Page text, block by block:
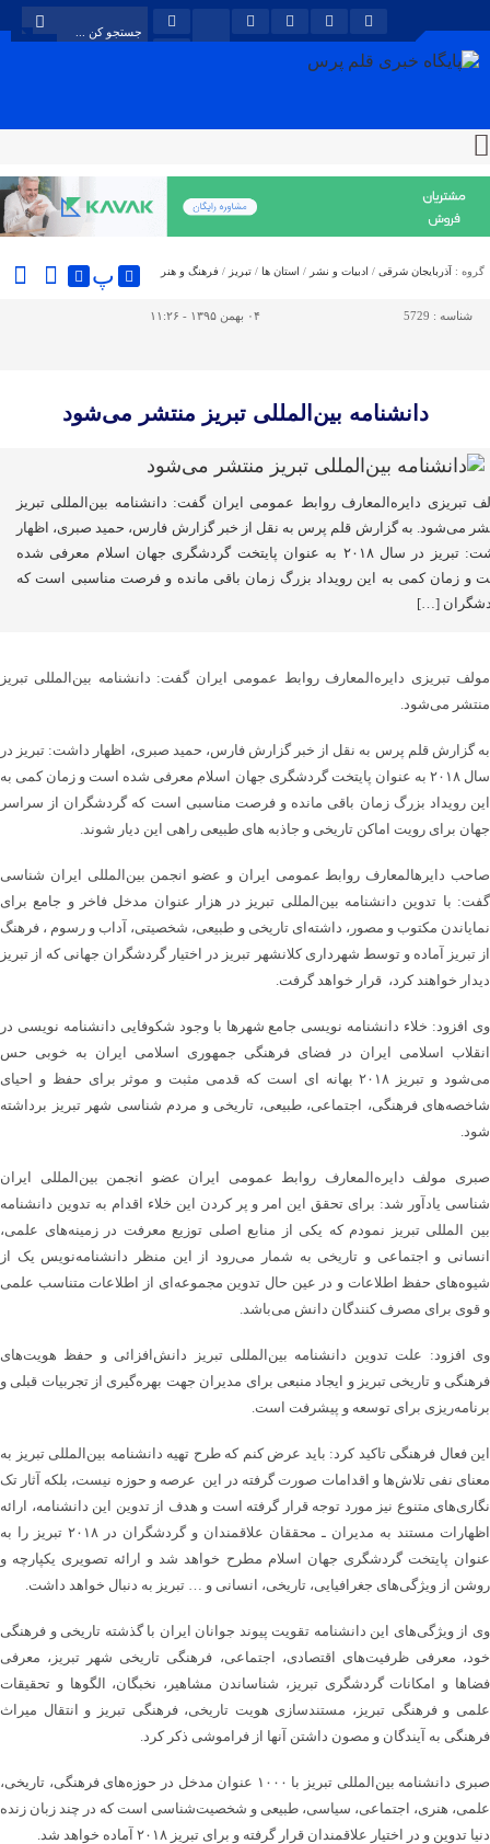
گروه : آذربایجان شرقی / ادبیات و نشر / استان ها / تبریز / فرهنگ و هنر پ
شناسه : 5729 ۰۴ بهمن ۱۳۹۵ - ۱۱:۲۶
دانشنامه بین‌المللی تبریز منتشر می‌شود
تبریزی دایره‌المعارف روابط عمومی ایران گفت: دانشنامه بین‌المللی تبریز
می‌شود. به گزارش قلم پرس به نقل از خبر گزارش فارس، حمید صبری، اظهار
داشت: تبریز در سال ۲۰۱۸ به عنوان پایتخت گردشگری جهان اسلام معرفی شده
و زمان کمی به این رویداد بزرگ زمان باقی مانده و فرصت مناسبی است که
[…]
مولف تبریزی دایره‌المعارف روابط عمومی ایران گفت: دانشنامه بین‌المللی تبریز
منتشر می‌شود.
به گزارش قلم پرس به نقل از خبر گزارش فارس، حمید صبری، اظهار داشت: تبریز در
سال ۲۰۱۸ به عنوان پایتخت گردشگری جهان اسلام معرفی شده است و زمان کمی به
این رویداد بزرگ زمان باقی مانده و فرصت مناسبی است که گردشگران از سراسر
جهان برای رویت اماکن تاریخی و جاذبه های طبیعی راهی این دیار شوند.
صاحب دایرهالمعارف روابط عمومی ایران و عضو انجمن بین‌المللی ایران شناسی
گفت: با تدوین دانشنامه بین‌المللی تبریز در هزار عنوان مدخل فاخر و جامع برای
نمایاندن مکتوب و مصور، داشته‌ای تاریخی و طبیعی، شخصیتی، آداب و رسوم ، فرهنگ
از تبریز آماده و توسط شهرداری کلانشهر تبریز در اختیار گردشگران جهانی که از تبریز
دیدار خواهند کرد، قرار خواهد گرفت.
وی افزود: خلاء دانشنامه نویسی جامع شهرها با وجود شکوفایی دانشنامه نویسی در
انقلاب اسلامی ایران در فضای فرهنگی جمهوری اسلامی ایران به خوبی حس
می‌شود و تبریز ۲۰۱۸ بهانه ای است که قدمی مثبت و موثر برای حفظ و احیای
شاخصه‌های فرهنگی‌، اجتماعی، طبیعی، تاریخی و مردم شناسی شهر تبریز برداشته
شود.
صبری مولف دایره‌المعارف روابط عمومی ایران عضو انجمن بین‌المللی ایران
شناسی یادآور شد: برای تحقق این امر و پر کردن این خلاء اقدام به تدوین دانشنامه
بین المللی تبریز نمودم که یکی از منابع اصلی توزیع معرفت در زمینه‌های علمی،
انسانی و اجتماعی و تاریخی به شمار می‌رود از این منظر دانشنامه‌نویس یک از
شیوه‌های حفظ اطلاعات و در عین حال تدوین مجموعه‌ای از اطلاعات متناسب علمی
و قوی برای مصرف کنندگان دانش می‌باشد.
وی افزود: علت تدوین دانشنامه بین‌المللی تبریز دانش‌افزائی و حفظ هویت‌های
فرهنگی و تاریخی تبریز و ایجاد منبعی برای مدیران جهت بهره‌گیری از تجربیات قبلی و
برنامه‌ریزی برای توسعه و پیشرفت است.
این فعال فرهنگی تاکید کرد: باید عرض کنم که طرح تهیه دانشنامه بین‌المللی تبریز ‌به
معنای نفی تلاش‌ها و اقدامات صورت گرفته در این عرصه و حوزه نیست، بلکه آثار تک‌
نگاری‌های متنوع نیز مورد توجه قرار گرفته است و هدف از تدوین این دانشنامه، ارائه
اظهارات مستند به مدیران ـ محققان علاقمندان و گردشگران در ۲۰۱۸ تبریز را به
عنوان پایتخت گردشگری جهان اسلام مطرح خواهد شد و ارائه تصویری یکپارچه و
روشن از ویژگی‌های جغرافیایی، تاریخی، انسانی و … تبریز‌ به دنبال خواهد داشت.
وی از ویژگی‌های این دانشنامه تقویت پیوند جوانان ایران با گذشته تاریخی و فرهنگی
خود، معرفی ظرفیت‌های اقتصادی، اجتماعی، فرهنگی تاریخی شهر تبریز، معرفی
فضاها و امکانات گردشگری تبریز‌، شناساندن مشاهیر‌، نخبگان‌، الگوها و تحقیقات
علمی و فرهنگی تبریز‌، مستند‌سازی هویت تاریخی، فرهنگی تبریز و انتقال میراث
فرهنگی به آیندگان و مصون داشتن آنها از فراموشی ذکر کرد.
صبری دانشنامه بین‌المللی تبریز با ۱۰۰۰ عنوان مدخل در حوزه‌های فرهنگی‌، تاریخی،
علمی‌، هنری‌، اجتماعی، سیاسی‌، طبیعی و شخصیت‌شناسی است که در چند زبان زنده
دنیا تدوین و در اختیار علاقمندان قرار گرفته و برای تبریز ۲۰۱۸ آماده خواهد شد.